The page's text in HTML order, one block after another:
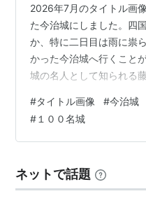
2026年7月のタイトル画
た今治城にしました。四
か、特に二日目は雨に祟
かった今治城へ行くこと
城の名人として知られる
すは宇和島城だけになり
りがまだなので、高知県
媛県のみならず四国の
きたい人のグループラン
グ参加中日本100名城巡
#タイトル画像 #今治城
# １００名城
ネットで話題